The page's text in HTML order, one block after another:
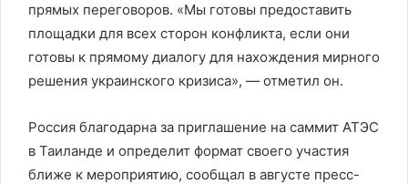
прямых переговоров. «Мы готовы предоставить
площадки для всех сторон конфликта, если они
готовы к прямому диалогу для нахождения мирного
решения украинского кризиса», — отметил он.
Россия благодарна за приглашение на саммит АТЭС
в Таиланде и определит формат своего участия
ближе к мероприятию, сообщал в августе пресс-